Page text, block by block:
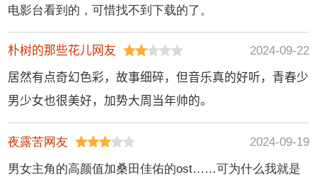
电影台看到的，可惜找不到下载的了。
朴树的那些花儿网友
2024-09-22
居然有点奇幻色彩，故事细碎，但音乐真的好听，青春少
男少女也很美好，加势大周当年帅的。
夜露苦网友
2024-09-19
男女主角的高颜值加桑田佳佑的ost……可为什么我就是